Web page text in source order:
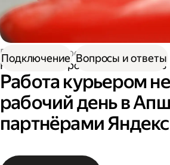
Работа курьером
Работа курьером неполный день
Работа курьером
рабочий день в
партнёрами
Подключение Вопросы и ответы